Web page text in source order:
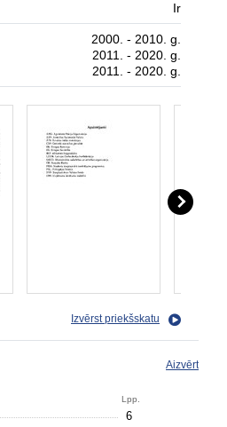
Ir
2000. - 2010. g.
2011. - 2020. g.
2011. - 2020. g.
Izvērst priekšskatu
Aizvērt
Lpp.
6